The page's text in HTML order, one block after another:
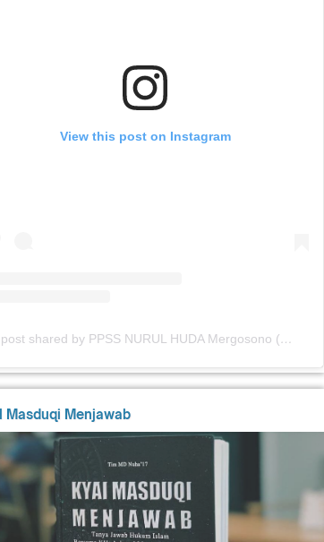
View this post on Instagram
Masduqi Menjawab